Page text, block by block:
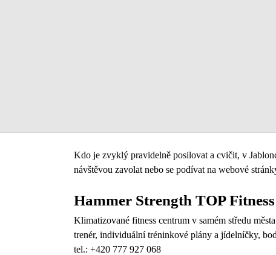
Kdo je zvyklý pravidelně posilovat a cvičit, v
návštěvou zavolat nebo se podívat na webové
Hammer Strength TOP Fitness
Klimatizované fitness centrum v samém středu
trenér, individuální tréninkové plány a jídelníčky,
tel.: +420 777 927 068